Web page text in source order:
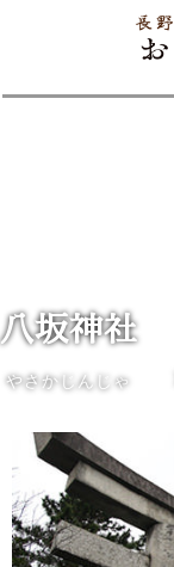
八坂神社
やさかじんじゃ